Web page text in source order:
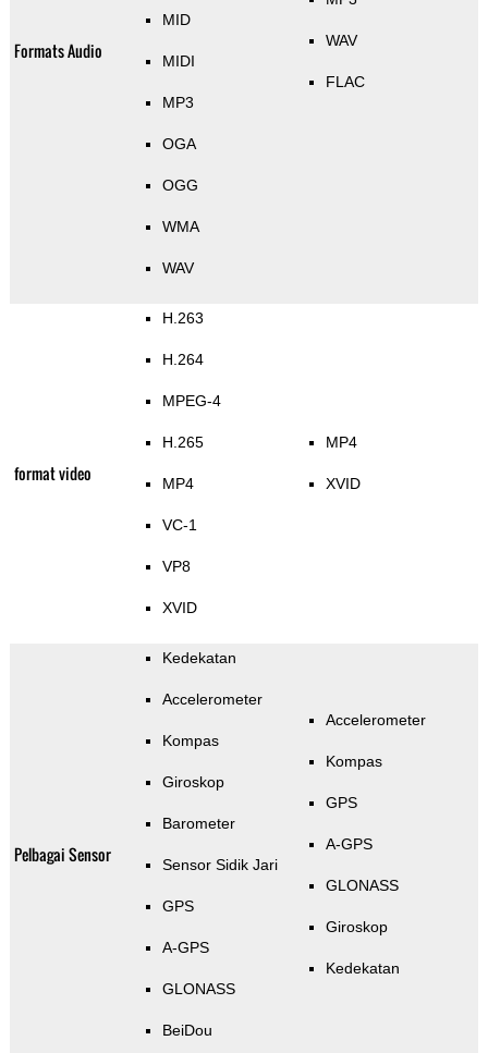
Formats Audio
MID
MIDI
MP3
OGA
OGG
WMA
WAV
WAV
FLAC
format video
H.263
H.264
MPEG-4
H.265
MP4
VC-1
VP8
XVID
MP4
XVID
Pelbagai Sensor
Kedekatan
Accelerometer
Kompas
Giroskop
Barometer
Sensor Sidik Jari
GPS
A-GPS
GLONASS
BeiDou
Accelerometer
Kompas
GPS
A-GPS
GLONASS
Giroskop
Kedekatan